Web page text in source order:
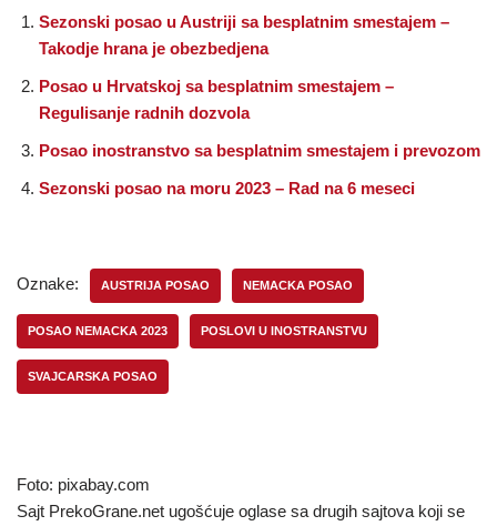
Sezonski posao u Austriji sa besplatnim smestajem –
Takodje hrana je obezbedjena
Posao u Hrvatskoj sa besplatnim smestajem –
Regulisanje radnih dozvola
Posao inostranstvo sa besplatnim smestajem i prevozom
Sezonski posao na moru 2023 – Rad na 6 meseci
Oznake: AUSTRIJA POSAO NEMACKA POSAO
POSAO NEMACKA 2023 POSLOVI U INOSTRANSTVU
SVAJCARSKA POSAO
Foto: pixabay.com
Sajt PrekoGrane.net ugošćuje oglase sa drugih sajtova koji se